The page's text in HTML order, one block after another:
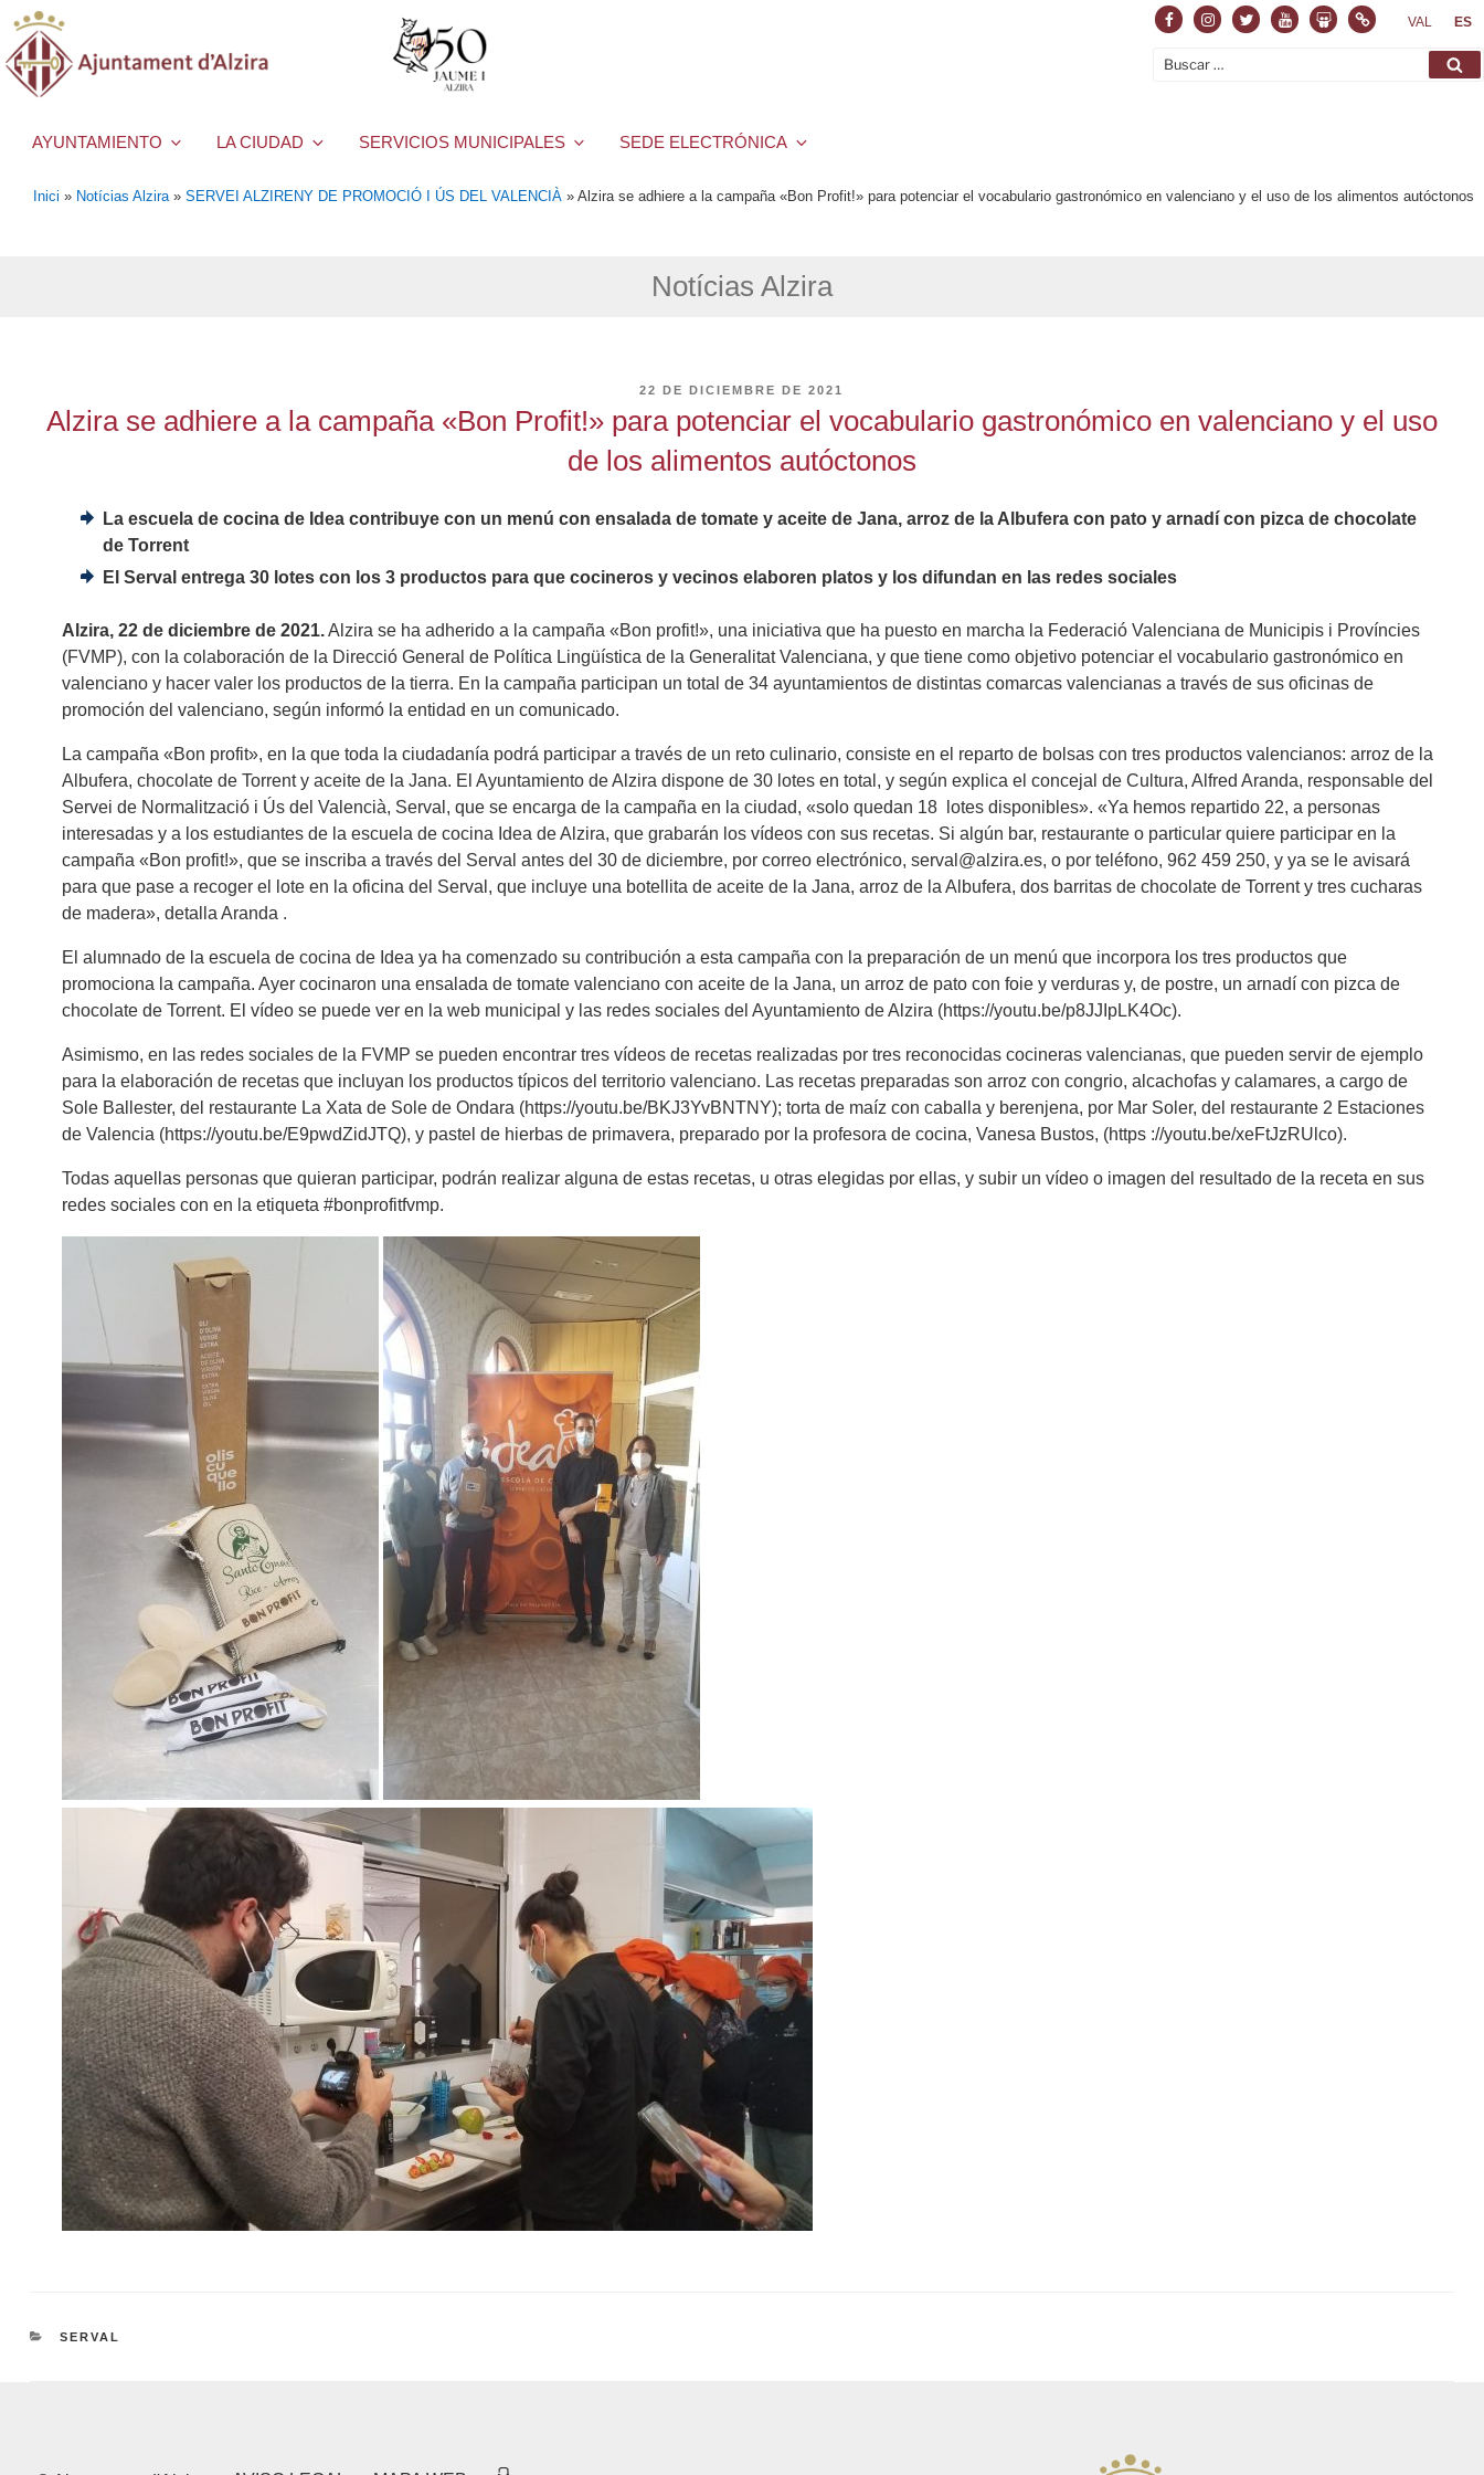
FacebookInstagram
TwitterYoutubeSlideshare
NormasVAL ES
Buscar
AYUNTAMIENTO LA CIUDAD SERVICIOS MUNICIPALES SEDE ELECTRÓNICA
Inici » Notícias Alzira » SERVEI ALZIRENY DE PROMOCIÓ I ÚS DEL VALENCIÀ » Alzira se adhiere a la campaña «Bon Profit!» para potenciar el vocabulario gastronómico en valenciano y el uso de los alimentos autóctonos
Notícias Alzira
PUBLICADO
22 DE DICIEMBRE DE 2021
Alzira se adhiere a la campaña «Bon Profit!» para potenciar el vocabulario gastronómico en valenciano y el uso
de los alimentos autóctonos
La escuela de cocina de Idea contribuye con un menú con ensalada de tomate y aceite de Jana, arroz de la Albufera con pato y arnadí con pizca de chocolate
de Torrent
El Serval entrega 30 lotes con los 3 productos para que cocineros y vecinos elaboren platos y los difundan en las redes sociales
Alzira, 22 de diciembre de 2021.Alzira se ha adherido a la campaña «Bon profit!», una iniciativa que ha puesto en marcha la Federació Valenciana de Municipis i Províncies
(FVMP), con la colaboración de la Direcció General de Política Lingüística de la Generalitat Valenciana, y que tiene como objetivo potenciar el vocabulario gastronómico en
valenciano y hacer valer los productos de la tierra. En la campaña participan un total de 34 ayuntamientos de distintas comarcas valencianas a través de sus oficinas de
promoción del valenciano, según informó la entidad en un comunicado.
La campaña «Bon profit», en la que toda la ciudadanía podrá participar a través de un reto culinario, consiste en el reparto de bolsas con tres productos valencianos: arroz de la
Albufera, chocolate de Torrent y aceite de la Jana. El Ayuntamiento de Alzira dispone de 30 lotes en total, y según explica el concejal de Cultura, Alfred Aranda, responsable del
Servei de Normalització i Ús del Valencià, Serval, que se encarga de la campaña en la ciudad, «solo quedan 18 lotes disponibles». «Ya hemos repartido 22, a personas
interesadas y a los estudiantes de la escuela de cocina Idea de Alzira, que grabarán los vídeos con sus recetas. Si algún bar, restaurante o particular quiere participar en la
campaña «Bon profit!», que se inscriba a través del Serval antes del 30 de diciembre, por correo electrónico, serval@alzira.es, o por teléfono, 962 459 250, y ya se le avisará
para que pase a recoger el lote en la oficina del Serval, que incluye una botellita de aceite de la Jana, arroz de la Albufera, dos barritas de chocolate de Torrent y tres cucharas
de madera», detalla Aranda .
El alumnado de la escuela de cocina de Idea ya ha comenzado su contribución a esta campaña con la preparación de un menú que incorpora los tres productos que
promociona la campaña. Ayer cocinaron una ensalada de tomate valenciano con aceite de la Jana, un arroz de pato con foie y verduras y, de postre, un arnadí con pizca de
chocolate de Torrent. El vídeo se puede ver en la web municipal y las redes sociales del Ayuntamiento de Alzira (https://youtu.be/p8JJIpLK4Oc).
Asimismo, en las redes sociales de la FVMP se pueden encontrar tres vídeos de recetas realizadas por tres reconocidas cocineras valencianas, que pueden servir de ejemplo
para la elaboración de recetas que incluyan los productos típicos del territorio valenciano. Las recetas preparadas son arroz con congrio, alcachofas y calamares, a cargo de
Sole Ballester, del restaurante La Xata de Sole de Ondara (https://youtu.be/BKJ3YvBNTNY); torta de maíz con caballa y berenjena, por Mar Soler, del restaurante 2 Estaciones
de Valencia (https://youtu.be/E9pwdZidJTQ), y pastel de hierbas de primavera, preparado por la profesora de cocina, Vanesa Bustos, (https ://youtu.be/xeFtJzRUlco).
Todas aquellas personas que quieran participar, podrán realizar alguna de estas recetas, u otras elegidas por ellas, y subir un vídeo o imagen del resultado de la receta en sus
redes sociales con en la etiqueta #bonprofitfvmp.
CATEGORÍAS
SERVAL